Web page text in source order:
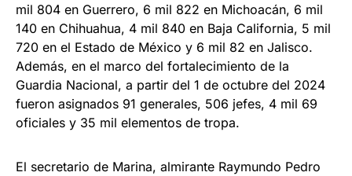
mil 804 en Guerrero, 6 mil 822 en Michoacán, 6 mil
140 en Chihuahua, 4 mil 840 en Baja California, 5 mil
720 en el Estado de México y 6 mil 82 en Jalisco.
Además, en el marco del fortalecimiento de la
Guardia Nacional, a partir del 1 de octubre del 2024
fueron asignados 91 generales, 506 jefes, 4 mil 69
oficiales y 35 mil elementos de tropa.
El secretario de Marina, almirante Raymundo Pedro